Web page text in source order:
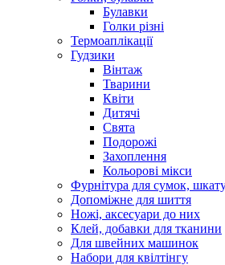
Булавки
Голки різні
Термоаплікації
Гудзики
Вінтаж
Тварини
Квіти
Дитячі
Свята
Подорожі
Захоплення
Кольорові мікси
Фурнітура для сумок,
Допоміжне для шиття
Ножі, аксесуари до них
Клей, добавки для тканини
Для швейних машинок
Набори для квілтінгу